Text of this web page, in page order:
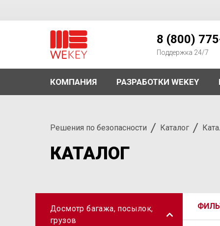
WEKEY
8 (800)
Поддержка 24/7
КОМПАНИЯ РАЗРАБОТКИ WEKEY
Решения по безопасности Каталог
КАТАЛОГ
Досмотр багажа, посылок,
грузов